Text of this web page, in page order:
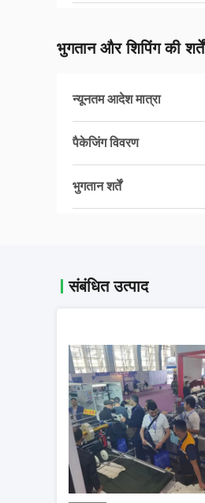
भुगतान और शिपिंग की शर्तें
न्यूनतम आदेश मात्रा
पैकेजिंग विवरण
भुगतान शर्तें
संबंधित उत्पाद